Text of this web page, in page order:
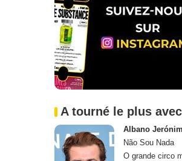
A tourné le plus
Albano
Não Sou Nada
O grande circo